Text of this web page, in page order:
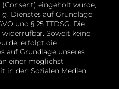
eingeholt wurde,
Dienstes auf Grundlage
und § 25 TTDSG. Die
Soweit keine
erfolgt die
auf Grundlage unseres
einer möglichst
in den Sozialen Medien.